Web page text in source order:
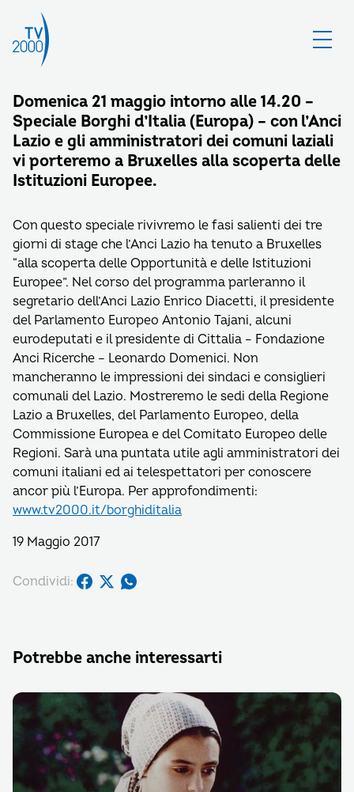
Domenica 21 maggio intorno alle 14.20 –
Speciale Borghi d’Italia (Europa) – con l’Anci
Lazio e gli amministratori dei comuni laziali
vi porteremo a Bruxelles alla scoperta delle
Istituzioni Europee.
Con questo speciale rivivremo le fasi salienti dei tre
giorni di stage che l’Anci Lazio ha tenuto a Bruxelles
“alla scoperta delle Opportunità e delle Istituzioni
Europee”. Nel corso del programma parleranno il
segretario dell’Anci Lazio Enrico Diacetti, il presidente
del Parlamento Europeo Antonio Tajani, alcuni
eurodeputati e il presidente di Cittalia – Fondazione
Anci Ricerche – Leonardo Domenici. Non
mancheranno le impressioni dei sindaci e consiglieri
comunali del Lazio. Mostreremo le sedi della Regione
Lazio a Bruxelles, del Parlamento Europeo, della
Commissione Europea e del Comitato Europeo delle
Regioni. Sarà una puntata utile agli amministratori dei
comuni italiani ed ai telespettatori per conoscere
ancor più l’Europa. Per approfondimenti:
www.tv2000.it/borghiditalia
19 Maggio 2017
Condividi:
Potrebbe anche interessarti